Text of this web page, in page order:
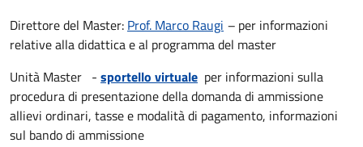
Direttore del Master: Prof. Marco Raugi – per informazioni
relative alla didattica e al programma del master
Unità Master - sportello virtuale per informazioni sulla
procedura di presentazione della domanda di ammissione
allievi ordinari, tasse e modalità di pagamento, informazioni
sul bando di ammissione